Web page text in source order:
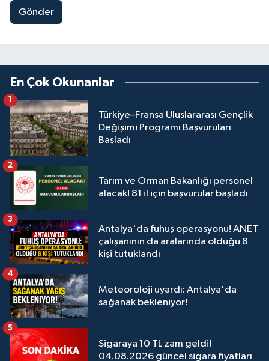
Gönder
En Çok Okunanlar
Türkiye–Fransa Uluslararası Gençlik
Değişimi Programı Başvuruları
Başladı
1
Tarım ve Orman Bakanlığı personel
alacak! 81 il için başvurular başladı
2
Antalya'da fuhuş operasyonu! ANET
çalışanının da aralarında olduğu 8
kişi tutuklandı
3
Meteoroloji uyardı: Antalya'da
sağanak bekleniyor!
4
Sigaraya 10 TL zam geldi!
04.08.2026 güncel sigara fiyatları
5